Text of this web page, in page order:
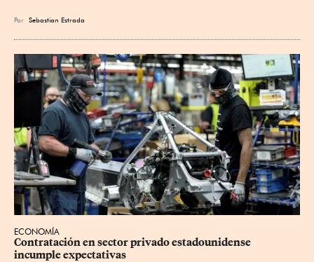
Por Sebastian Estrada
ECONOMÍA
Contratación en sector privado estadounidense
incumple expectativas